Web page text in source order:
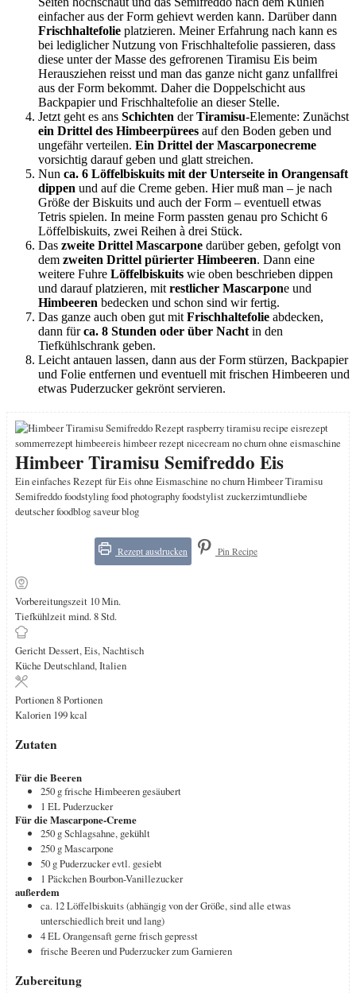
einfacher aus der Form gehievt werden kann. Darüber dann
Frischhaltefolie platzieren. Meiner Erfahrung nach kann es
bei lediglicher Nutzung von Frischhaltefolie passieren, dass
diese unter der Masse des gefrorenen Tiramisu Eis beim
Herausziehen reisst und man das ganze nicht ganz unfallfrei
aus der Form bekommt. Daher die Doppelschicht aus
Backpapier und Frischhaltefolie an dieser Stelle.
Jetzt geht es ans Schichten derTiramisu-Elemente: Zunächst
ein Drittel des Himbeerpürees auf den Boden geben und
ungefähr verteilen. Ein Drittel der Mascarponecreme
vorsichtig darauf geben und glatt streichen.
Nun ca. 6 Löffelbiskuits mit der Unterseite in Orangensaft
dippen und auf die Creme geben. Hier muß man – je nach
Größe der Biskuits und auch der Form – eventuell etwas
Tetris spielen. In meine Form passten genau pro Schicht 6
Löffelbiskuits, zwei Reihen à drei Stück.
Das zweite Drittel Mascarpone darüber geben, gefolgt von
dem zweiten Drittel pürierter Himbeeren. Dann eine
weitere Fuhre Löffelbiskuits wie oben beschrieben dippen
und darauf platzieren, mit restlicher Mascarpone und
Himbeeren bedecken und schon sind wir fertig.
Das ganze auch oben gut mit Frischhaltefolie abdecken,
dann fürca. 8 Stunden oder über Nacht in den
Tiefkühlschrank geben.
Leicht antauen lassen, dann aus der Form stürzen, Backpapier
und Folie entfernen und eventuell mit frischen Himbeeren und
etwas Puderzucker gekrönt servieren.
Himbeer Tiramisu Semifreddo Eis
Ein einfaches Rezept für Eis ohne Eismaschine no churn Himbeer Tiramisu
Semifreddo foodstyling food photography foodstylist zuckerzimtundliebe
deutscher foodblog saveur blog
Rezept ausdrucken Pin Recipe
Vorbereitungszeit 10Minuten
Min.
Tiefkühlzeit mind.8Stunden
Std.
GerichtDessert, Eis, Nachtisch
Küche Deutschland, Italien
Portionen8Portionen
Kalorien 199kcal
Zutaten
Für die Beeren
250 gfrische Himbeeren gesäubert
1 ELPuderzucker
Für die Mascarpone-Creme
250 gSchlagsahne, gekühlt
250 gMascarpone
50 gPuderzuckerevtl. gesiebt
1 PäckchenBourbon-Vanillezucker
außerdem
ca. 12Löffelbiskuits(abhängig von der Größe, sind alle etwas
unterschiedlich breit und lang)
4ELOrangensaft gerne frisch gepresst
frische Beeren und Puderzucker zum Garnieren
Zubereitung